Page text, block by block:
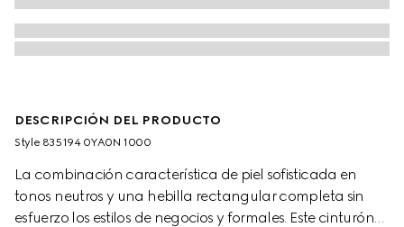
DESCRIPCIÓN DEL PRODUCTO
Style ‎835194 0YA0N 1000
La combinación característica de piel sofisticada en
tonos neutros y una hebilla rectangular completa sin
esfuerzo los estilos de negocios y formales. Este cinturón